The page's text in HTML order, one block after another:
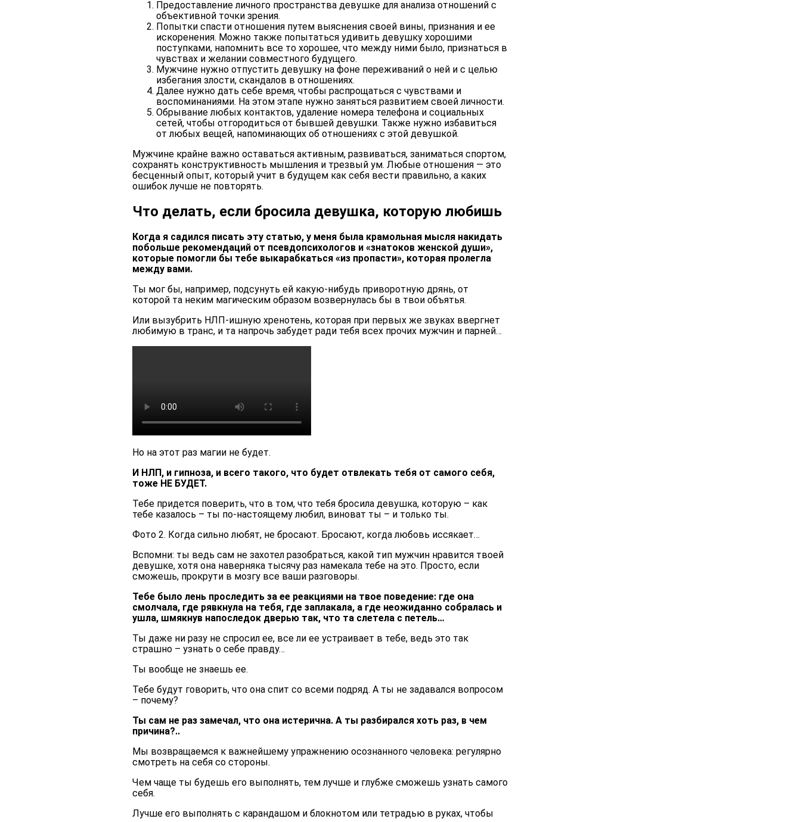
Предоставление личного пространства девушке для анализа отношений с
объективной точки зрения.
Попытки спасти отношения путем выяснения своей вины, признания и ее
искоренения. Можно также попытаться удивить девушку хорошими
поступками, напомнить все то хорошее, что между ними было, признаться в
чувствах и желании совместного будущего.
Мужчине нужно отпустить девушку на фоне переживаний о ней и с целью
избегания злости, скандалов в отношениях.
Далее нужно дать себе время, чтобы распрощаться с чувствами и
воспоминаниями. На этом этапе нужно заняться развитием своей личности.
Обрывание любых контактов, удаление номера телефона и социальных
сетей, чтобы отгородиться от бывшей девушки. Также нужно избавиться
от любых вещей, напоминающих об отношениях с этой девушкой.
Мужчине крайне важно оставаться активным, развиваться, заниматься спортом,
сохранять конструктивность мышления и трезвый ум. Любые отношения — это
бесценный опыт, который учит в будущем как себя вести правильно, а каких
ошибок лучше не повторять.
Что делать, если бросила девушка, которую любишь
Когда я садился писать эту статью, у меня была крамольная мысля накидать
побольше рекомендаций от псевдопсихологов и «знатоков женской души»,
которые помогли бы тебе выкарабкаться «из пропасти», которая пролегла
между вами.
Ты мог бы, например, подсунуть ей какую-нибудь приворотную дрянь, от
которой та неким магическим образом возвернулась бы в твои объятья.
Или вызубрить НЛП-ишную хренотень, которая при первых же звуках ввергнет
любимую в транс, и та напрочь забудет ради тебя всех прочих мужчин и парней…
Но на этот раз магии не будет.
И НЛП, и гипноза, и всего такого, что будет отвлекать тебя от самого себя,
тоже НЕ БУДЕТ.
Тебе придется поверить, что в том, что тебя бросила девушка, которую – как
тебе казалось – ты по-настоящему любил, виноват ты – и только ты.
Фото 2. Когда сильно любят, не бросают. Бросают, когда любовь иссякает…
Вспомни: ты ведь сам не захотел разобраться, какой тип мужчин нравится твоей
девушке, хотя она наверняка тысячу раз намекала тебе на это. Просто, если
сможешь, прокрути в мозгу все ваши разговоры.
Тебе было лень проследить за ее реакциями на твое поведение: где она
смолчала, где рявкнула на тебя, где заплакала, а где неожиданно собралась и
ушла, шмякнув напоследок дверью так, что та слетела с петель…
Ты даже ни разу не спросил ее, все ли ее устраивает в тебе, ведь это так
страшно – узнать о себе правду…
Ты вообще не знаешь ее.
Тебе будут говорить, что она спит со всеми подряд. А ты не задавался вопросом
– почему?
Ты сам не раз замечал, что она истерична. А ты разбирался хоть раз, в чем
причина?..
Мы возвращаемся к важнейшему упражнению осознанного человека: регулярно
смотреть на себя со стороны.
Чем чаще ты будешь его выполнять, тем лучше и глубже сможешь узнать самого
себя.
Лучше его выполнять с карандашом и блокнотом или тетрадью в руках, чтобы